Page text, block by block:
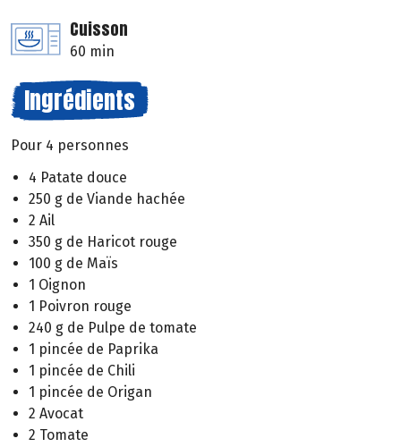
Cuisson
60 min
Ingrédients
Pour 4 personnes
4 Patate douce
250 g de Viande hachée
2 Ail
350 g de Haricot rouge
100 g de Maïs
1 Oignon
1 Poivron rouge
240 g de Pulpe de tomate
1 pincée de Paprika
1 pincée de Chili
1 pincée de Origan
2 Avocat
2 Tomate